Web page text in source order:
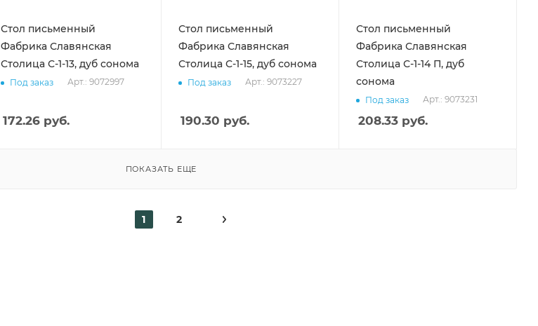
Стол письменный
Фабрика Славянская
Столица С-1-13, дуб сонома
Под заказ Арт.: 9072997
172.26 руб.
Стол письменный
Фабрика Славянская
Столица С-1-15, дуб сонома
Под заказ Арт.: 9073227
190.30 руб.
Стол письменный
Фабрика Славянская
Столица С-1-14 П, дуб
сонома
Под заказ Арт.: 9073231
208.33 руб.
ПОКАЗАТЬ ЕЩЕ
1 2